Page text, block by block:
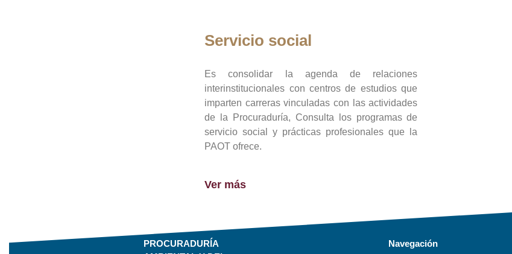
Servicio social
Es consolidar la agenda de relaciones
interinstitucionales con centros de estudios que
imparten carreras vinculadas con las actividades
de la Procuraduría, Consulta los programas de
servicio social y prácticas profesionales que la
PAOT ofrece.
Ver más
PROCURADURÍA
Navegación